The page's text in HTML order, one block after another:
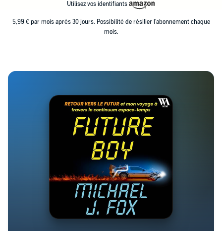
Utilisez vos identifiants
5,99 € par mois après 30 jours. Possibilité de résilier l'abonnement chaque
mois.